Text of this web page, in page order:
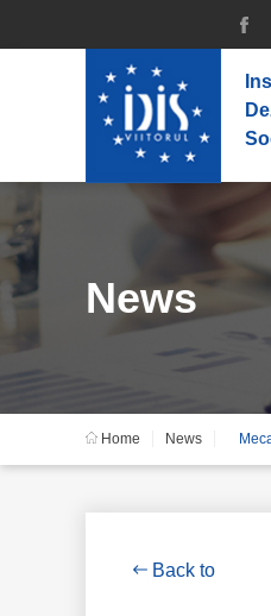
News
Home News
Back to